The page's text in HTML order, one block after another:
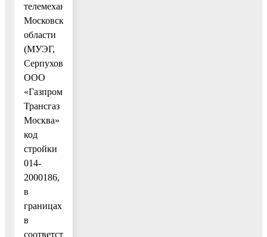
телемеханики
Московской
области
(МУЭГ,
Серпухов)
ООО
«Газпром
Трансгаз
Москва»
код
стройки
014-
2000186,
в
границах
в
соответствии